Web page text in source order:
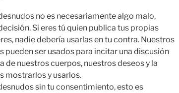
no es necesariamente algo malo,
Si eres tú quien publica tus propias
nadie debería usarlas en tu contra. Nuestros
pueden ser usados para incitar una discusión
de nuestros cuerpos, nuestros deseos y la
mostrarlos y usarlos.
sin tu consentimiento, esto es